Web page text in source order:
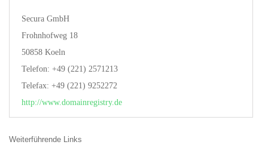
Secura GmbH
Frohnhofweg 18
50858 Koeln
Telefon: +49 (221) 2571213
Telefax: +49 (221) 9252272
http://www.domainregistry.de
Weiterführende Links